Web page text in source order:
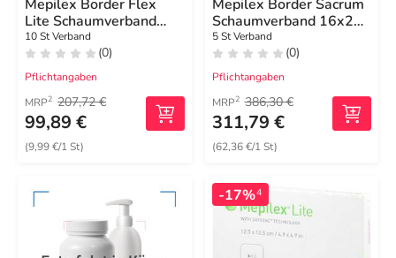
Mepilex Border Flex
Lite Schaumverband
10x10 cm
10 St Verband
(0)
Pflichtangaben
MRP2 207,72 €
99,89 €
(9,99 €/1 St)
Mepilex Border Sacrum
Schaumverband 16x20
cm steril
5 St Verband
(0)
Pflichtangaben
MRP2 386,30 €
311,79 €
(62,36 €/1 St)
-17%4